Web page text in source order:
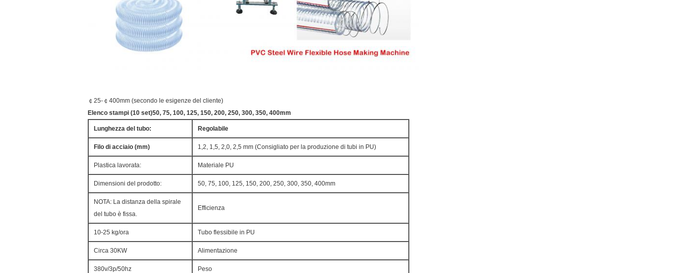
￠25-￠400mm (secondo le esigenze del cliente)
Elenco stampi (10 set)50, 75, 100, 125, 150, 200, 250, 300, 350, 400mm
Lunghezza del tubo: Regolabile
Filo di acciaio (mm) 1,2, 1,5, 2,0, 2,5 mm (Consigliato per la produzione di tubi in PU)
Plastica lavorata: Materiale PU
Dimensioni del prodotto: 50, 75, 100, 125, 150, 200, 250, 300, 350, 400mm
NOTA: La distanza della spirale
del tubo è fissa.
Efficienza
10-25 kg/ora Tubo flessibile in PU
Circa 30KW Alimentazione
380v/3p/50hz Peso